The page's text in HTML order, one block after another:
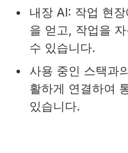
내장 AI: 작업 현
을 얻고, 작업을
수 있습니다.
사용 중인 스택과
활하게 연결하여
있습니다.